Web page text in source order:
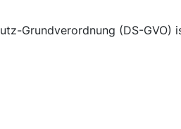
Grundverordnung (DS-GVO)